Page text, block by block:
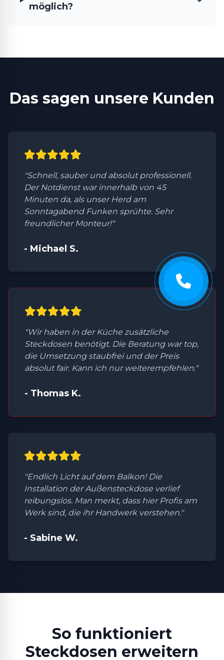
möglich?
Das sagen unsere Kunden
"Schnell, sauber und absolut professionell.
Der Notdienst war innerhalb von 45
Minuten da, als unser Herd am
Sonntagabend Funken sprühte. Sehr
freundlicher Monteur!"
- Michael S.
"Wir haben in der Küche zusätzliche
Steckdosen benötigt. Die Beratung war top,
die Umsetzung staubfrei und der Preis
absolut fair. Kann ich nur weiterempfehlen."
- Thomas K.
"Endlich Licht auf dem Balkon! Die
Installation der Außensteckdose verlief
reibungslos. Man merkt, dass hier Profis am
Werk sind, die ihr Handwerk verstehen."
- Sabine W.
So funktioniert
Steckdosen erweitern